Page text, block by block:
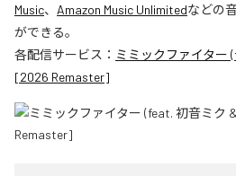
Music、 Amazon Music Unlimitedなどの
ができる。
各配信サービス： ミミックファイター
[2026 Remaster]